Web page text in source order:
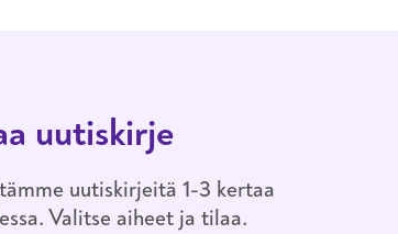
uutiskirje
uutiskirjeitä 1-3 kertaa
Valitse aiheet ja tilaa.